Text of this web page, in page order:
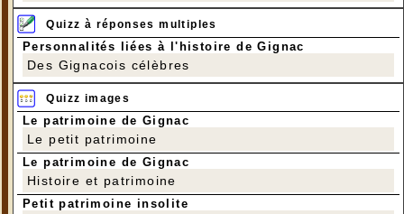
Quizz à réponses multiples
Personnalités liées à l'histoire de Gignac
Des Gignacois célèbres
Quizz images
Le patrimoine de Gignac
Le petit patrimoine
Le patrimoine de Gignac
Histoire et patrimoine
Petit patrimoine insolite